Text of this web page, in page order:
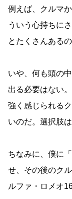
例えば、クルマ
ういう心持ちに
とたくさんあるの
いや、何も頭の
出る必要はない
強く感じられる
いのだ。選択肢
ちなみに、僕に
せ、その後のク
ルファ・ロメオ